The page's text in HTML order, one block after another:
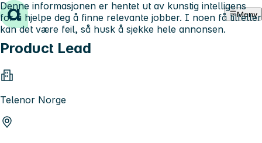
Hopp til innhold Meny
Product Lead
Telenor Norge
Denne informasjonen er hentet ut av kunstig intelligens
for å hjelpe deg å finne relevante jobber. I noen få tilfeller
kan det være feil, så husk å sjekke hele annonsen.